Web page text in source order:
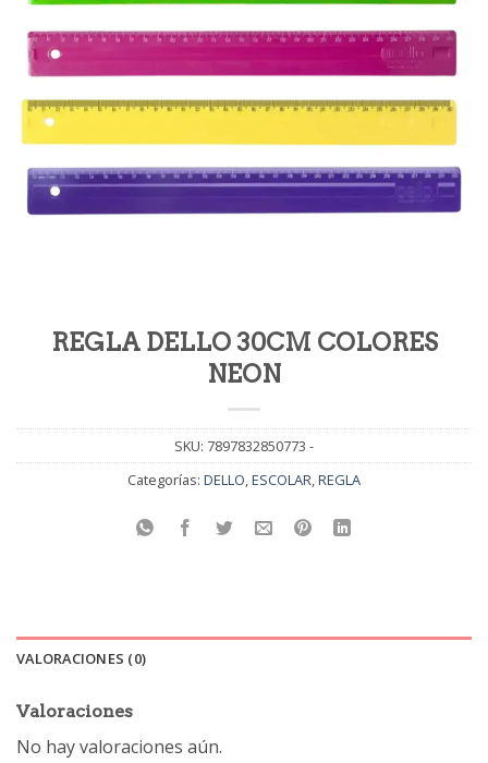
REGLA DELLO 30CM COLORES
NEON
SKU: 7897832850773 -
Categorías: DELLO,ESCOLAR,REGLA
VALORACIONES (0)
Valoraciones
No hay valoraciones aún.